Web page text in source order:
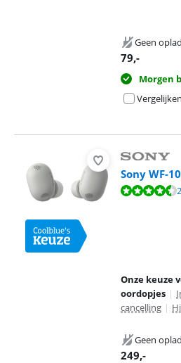
Geen
79,-
Morgen
Vergelijken
Sony WF-
Beoordeling is 8,5 van de 10, gebaseerd
Onze keuze
oordopjes |
cancelling |
Geen
249,-